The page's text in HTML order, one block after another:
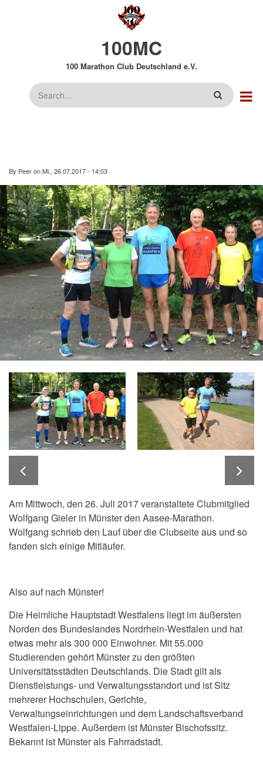
100MC
100 Marathon Club Deutschland e.V.
Suche
By PeeronMi., 26.07.2017 - 14:03
Am Mittwoch, den 26. Juli 2017 veranstaltete Clubmitglied
Wolfgang Gieler in Münster den Aasee-Marathon.
Wolfgang schrieb den Lauf über die Clubseite aus und so
fanden sich einige Mitläufer.
Also auf nach Münster!
Die Heimliche Hauptstadt Westfalens liegt im äußersten
Norden des Bundeslandes Nordrhein-Westfalen und hat
etwas mehr als 300 000 Einwohner. Mit 55.000
Studierenden gehört Münster zu den größten
Universitätsstädten Deutschlands. Die Stadt gilt als
Dienstleistungs- und Verwaltungsstandort und ist Sitz
mehrerer Hochschulen, Gerichte,
Verwaltungseinrichtungen und dem Landschaftsverband
Westfalen-Lippe. Außerdem ist Münster Bischofssitz.
Bekannt ist Münster als Fahrradstadt.